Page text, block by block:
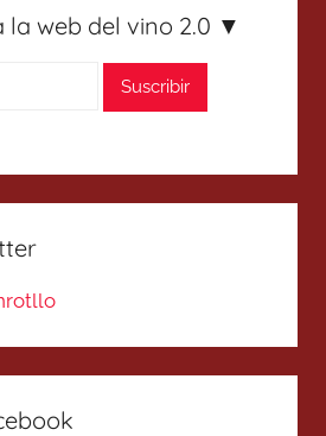
la web del vino 2.0 ▼